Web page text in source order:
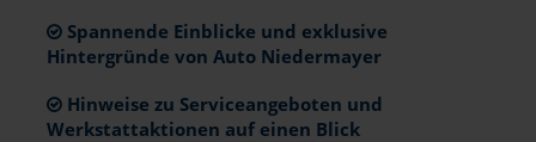
Spannende Einblicke und exklusive
Hintergründe von Auto Niedermayer
Hinweise zu Serviceangeboten und
Werkstattaktionen auf einen Blick